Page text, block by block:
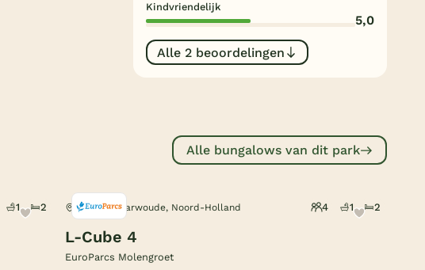
Indoor speeltuin
Alle populaire faciliteiten
Bestemmingen
Veluwe
Texel
Limburg
Kindvriendelijk
5,0
Alle 2 beoordelingen
Alle bungalows van dit park
1 2 Noord-Scharwoude, Noord-Holland 4 1 2
L-Cube 4
EuroParcs Molengroet